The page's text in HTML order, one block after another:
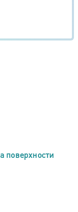
поверхности